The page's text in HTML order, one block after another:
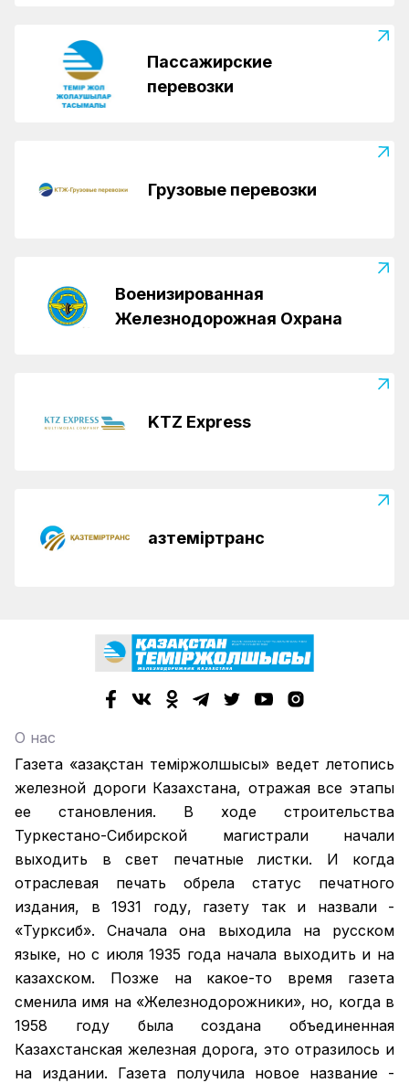
Пассажирские
перевозки
Грузовые перевозки
Военизированная
Железнодорожная Охрана
KTZ Express
Қазтеміртранс
О нас
Газета «Қазақстан теміржолшысы» ведет летопись
железной дороги Казахстана, отражая все этапы
ее становления. В ходе строительства
Туркестано-Сибирской магистрали начали
выходить в свет печатные листки. И когда
отраслевая печать обрела статус печатного
издания, в 1931 году, газету так и назвали -
«Турксиб». Сначала она выходила на русском
языке, но с июля 1935 года начала выходить и на
казахском. Позже на какое-то время газета
сменила имя на «Железнодорожники», но, когда в
1958 году была создана объединенная
Казахстанская железная дорога, это отразилось и
на издании. Газета получила новое название -